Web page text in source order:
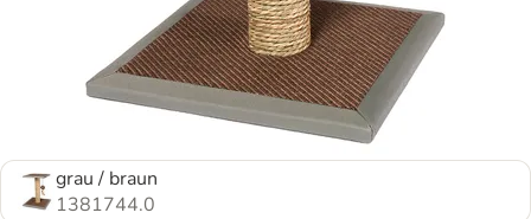
grau / braun
1381744.0